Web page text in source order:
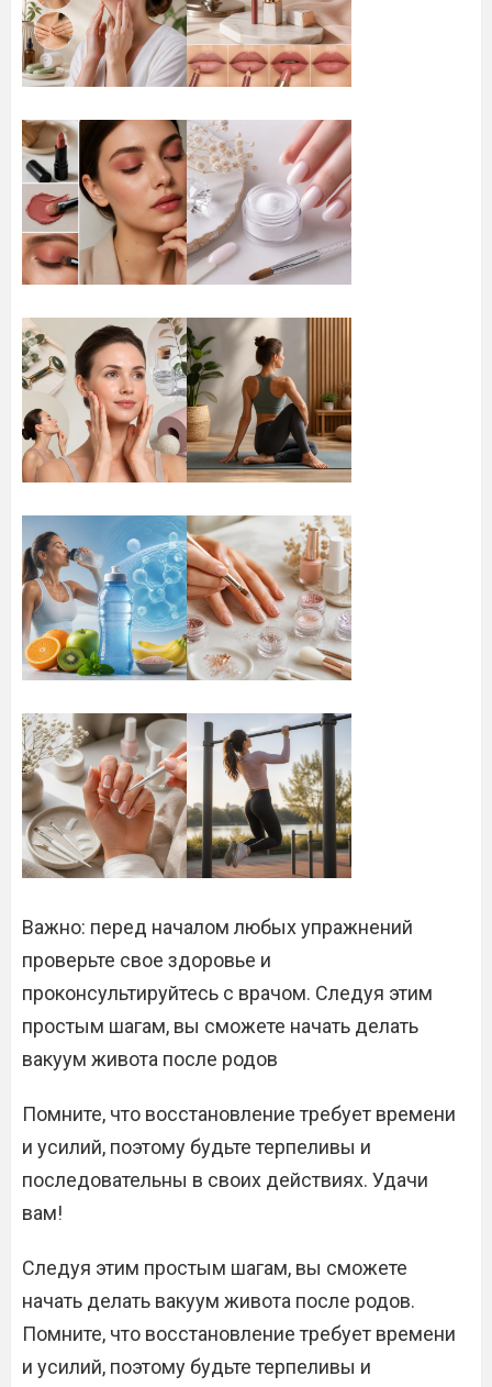
Важно: перед началом любых упражнений
проверьте свое здоровье и
проконсультируйтесь с врачом. Следуя этим
простым шагам, вы сможете начать делать
вакуум живота после родов
Помните, что восстановление требует времени
и усилий, поэтому будьте терпеливы и
последовательны в своих действиях. Удачи
вам!
Следуя этим простым шагам, вы сможете
начать делать вакуум живота после родов.
Помните, что восстановление требует времени
и усилий, поэтому будьте терпеливы и